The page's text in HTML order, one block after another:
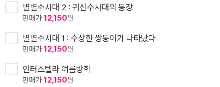
별별수사대 2 : 귀신수사대의 등장
판매가12,150원
별별수사대 1 : 수상한 쌍둥이가 나타났다
판매가12,150원
인터스텔라 여름방학
판매가12,150원